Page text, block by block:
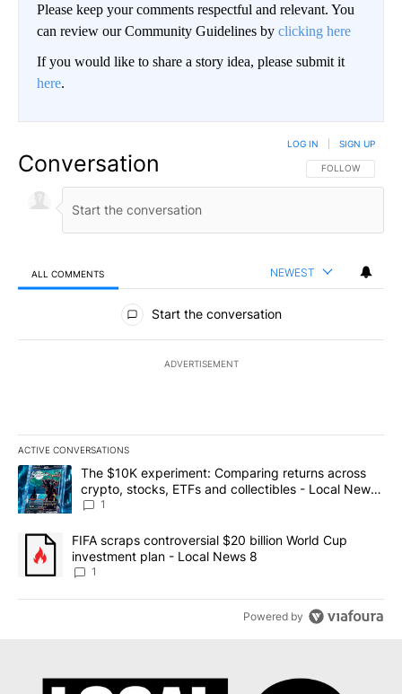
Please keep your comments respectful and relevant. You
can review our Community Guidelines by clicking here
If you would like to share a story idea, please submit it
here.
Conversation FOLLOW THIS
FOLLOW
LOG IN SIGN UP
ALL COMMENTS NEWEST
All Comments
Start the conversation
ADVERTISEMENT
ACTIVE CONVERSATIONS
The following is a list of the most commented articles in the last
A trending article titled "The $10K experiment: Comparing
The $10K experiment: Comparing returns across
crypto, stocks, ETFs and collectibles - Local News
8
1
A trending article titled "FIFA scraps controversial $20 billion
FIFA scraps controversial $20 billion World Cup
investment plan - Local News 8
1
Powered by